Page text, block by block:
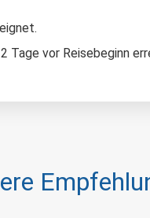
Tage vor Reisebeginn